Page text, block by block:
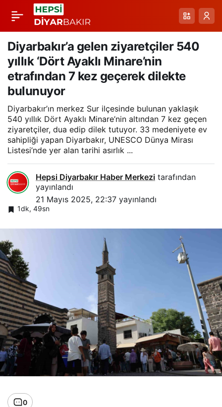
Diyarbakır’a gelen ziyaretçiler 540
yıllık ‘Dört Ayaklı Minare’nin
etrafından 7 kez geçerek dilekte
bulunuyor
Diyarbakır’ın merkez Sur ilçesinde bulunan yaklaşık
540 yıllık Dört Ayaklı Minare’nin altından 7 kez geçen
ziyaretçiler, dua edip dilek tutuyor. 33 medeniyete ev
sahipliği yapan Diyarbakır, UNESCO Dünya Mirası
Listesi’nde yer alan tarihi asırlık ...
Hepsi Diyarbakır Haber Merkezi tarafından
yayınlandı
21 Mayıs 2025, 22:37 yayınlandı
1dk, 49sn
0
Diyarbakır’da 6
mahallenin grup
yolunda asfalt
çalışması başlatıldı
Paylaş